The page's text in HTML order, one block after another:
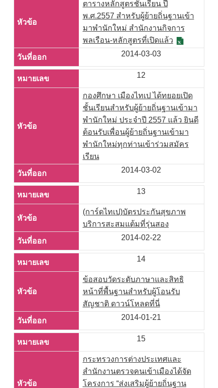
ตารางหลักสูตรชั้นเรียน ปี
พ.ศ.2557 สำหรับผู้ย้ายถิ่นฐานเข้า
มาพำนักใหม่ สำนักงานกิจการ
พลเรือน-หลักสูตรที่เปิดแล้ว
2014-03-03
12
กองศึกษา เมืองไทเป ได้ทยอยเปิด
ชั้นเรียนสำหรับผู้ย้ายถิ่นฐานเข้ามา
พำนักใหม่ ประจำปี 2557 แล้ว ยินดี
ต้อนรับเพื่อนผู้ย้ายถิ่นฐานเข้ามา
พำนักใหม่ทุกท่านเข้าร่วมสมัคร
เรียน
2014-03-02
13
(การ์ดไทเป)บัตรประกันสุขภาพ
บริการสะสมแต้มที่รุ่นสอง
2014-02-22
14
ข้อสอบวัดระดับภาษาและสิทธิ
หน้าที่พื้นฐานสำหรับผู้โอนรับ
สัญชาติ ดาวน์โหลดที่นี่
2014-01-21
15
กระทรวงการต่างประเทศและ
สำนักงานตรวจคนเข้าเมืองได้จัด
โครงการ “ส่งเสริมผู้ย้ายถิ่นฐาน